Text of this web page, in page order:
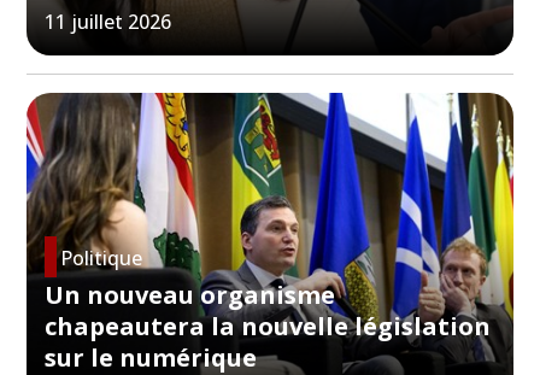
11 juillet 2026
Politique
Un nouveau organisme
chapeautera la nouvelle législation
sur le numérique